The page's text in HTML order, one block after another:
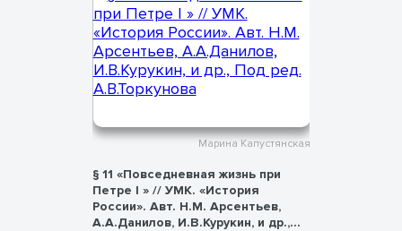
Марина Капустянская
§ 11 «Повседневная жизнь при
Петре I » // УМК. «История
России». Авт. Н.М. Арсентьев,
А.А.Данилов, И.В.Курукин, и др.,